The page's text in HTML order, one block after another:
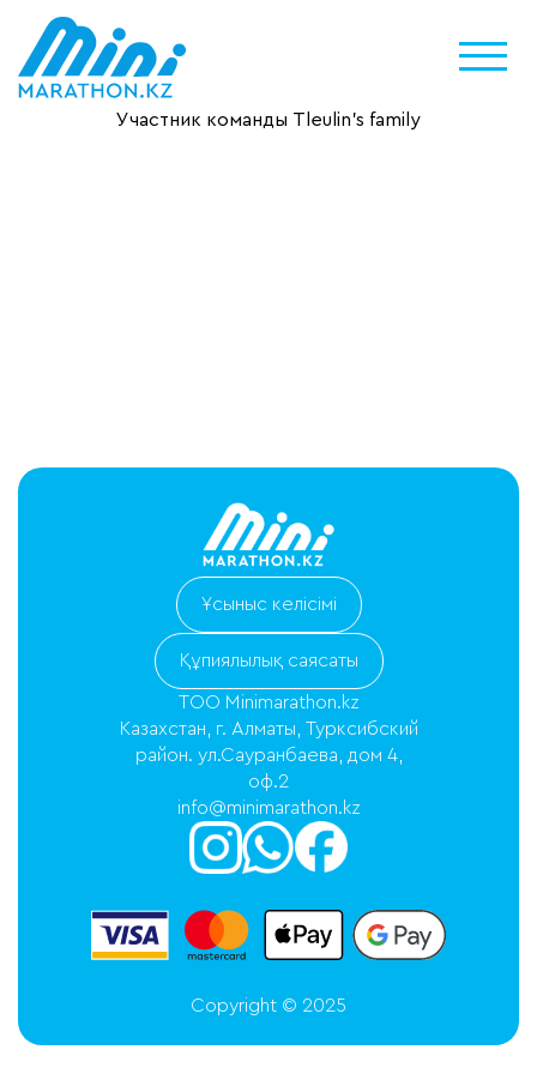
Участник команды Tleulin’s family
Ұсыныс келісімі
Құпиялылық саясаты
ТОО Minimarathon.kz
Казахстан, г. Алматы, Турксибский
район. ул.Сауранбаева, дом 4,
оф.2
info@minimarathon.kz
Copyright © 2025